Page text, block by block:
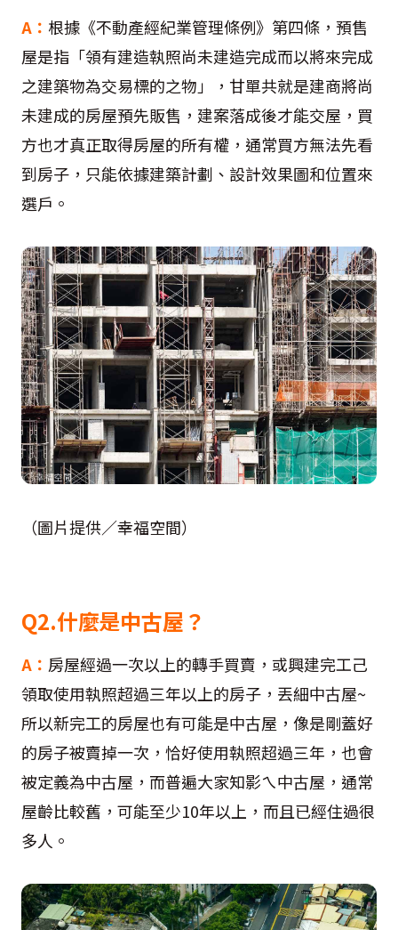
A： 根據《不動產經紀業管理條例》第四條，預售
屋是指「領有建造執照尚未建造完成而以將來完成
之建築物為交易標的之物」，甘單共就是建商將尚
未建成的房屋預先販售，建案落成後才能交屋，買
方也才真正取得房屋的所有權，通常買方無法先看
到房子，只能依據建築計劃、設計效果圖和位置來
選戶。
（圖片提供／幸福空間）
Q2.什麼是中古屋？
A： 房屋經過一次以上的轉手買賣，或興建完工己
領取使用執照超過三年以上的房子，丟細中古屋~
所以新完工的房屋也有可能是中古屋，像是剛蓋好
的房子被賣掉一次，恰好使用執照超過三年，也會
被定義為中古屋，而普遍大家知影ㄟ中古屋，通常
屋齡比較舊，可能至少10年以上，而且已經住過很
多人。